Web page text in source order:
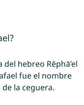
hebreo Rĕphā’el
la ceguera.